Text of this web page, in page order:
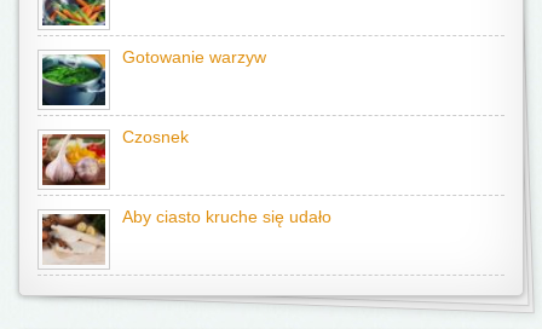
Gotowanie warzyw
Czosnek
Aby ciasto kruche się udało